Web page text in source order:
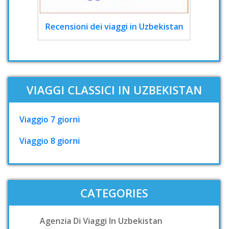
Recensioni dei viaggi in Uzbekistan
VIAGGI CLASSICI IN UZBEKISTAN
Viaggio 7 giorni
Viaggio 8 giorni
CATEGORIES
Agenzia Di Viaggi In Uzbekistan